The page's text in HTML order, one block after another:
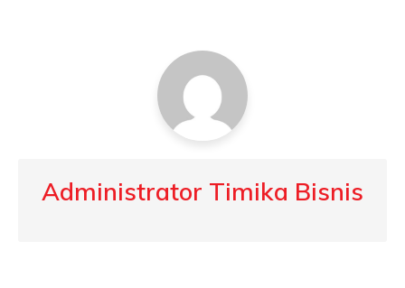
Administrator Timika Bisnis